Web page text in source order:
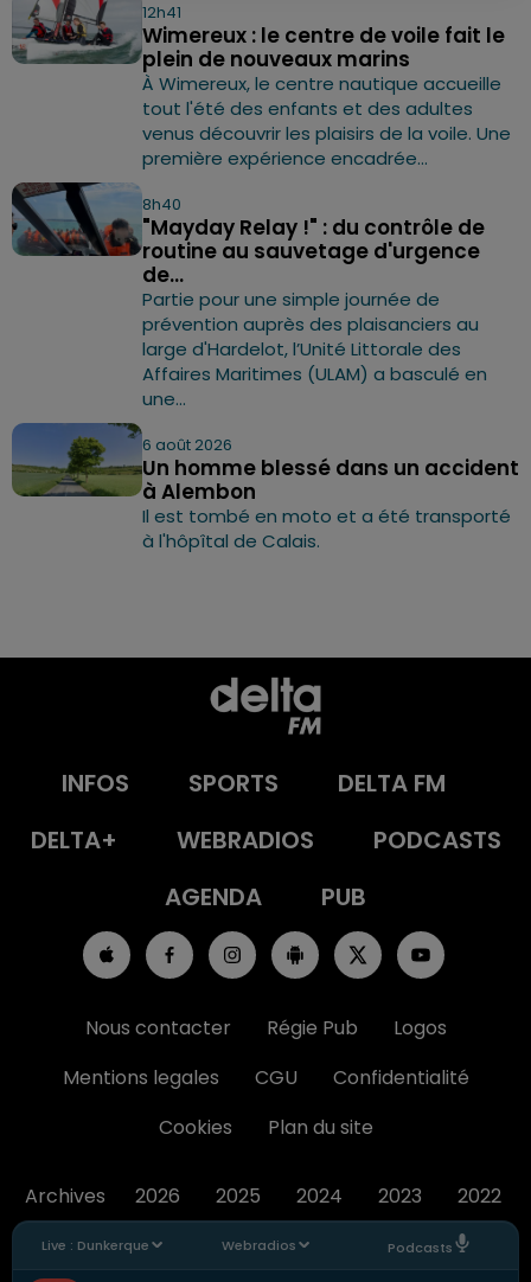
Live : Dunkerque Webradios Podcasts
12h41
Wimereux : le centre de voile fait le
plein de nouveaux marins
À Wimereux, le centre nautique accueille
tout l'été des enfants et des adultes
venus découvrir les plaisirs de la voile. Une
première expérience encadrée...
8h40
"Mayday Relay !" : du contrôle de
routine au sauvetage d'urgence
de...
Partie pour une simple journée de
prévention auprès des plaisanciers au
large d'Hardelot, l’Unité Littorale des
Affaires Maritimes (ULAM) a basculé en
une...
6 août 2026
Un homme blessé dans un accident
à Alembon
Il est tombé en moto et a été transporté
à l'hôpîtal de Calais.
INFOS SPORTS
DELTA FM
DELTA+
WEBRADIOS
PODCASTS
AGENDA
PUB
Nous contacter Régie Pub
Logos
Mentions legales
CGU
Confidentialité
Cookies
Plan du site
Archives 2026 2025 2024 2023 2022